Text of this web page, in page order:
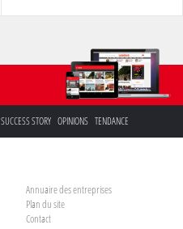
SUCCESS STORY OPINIONS TENDANCE
Annuaire des entreprises
Plan du site
Contact